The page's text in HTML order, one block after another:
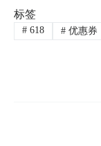
标签
#618 #优惠券